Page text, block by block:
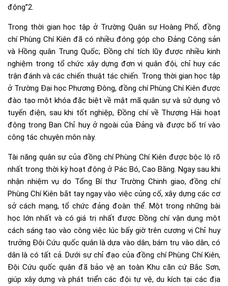
động”2.
Trong thời gian học tập ở Trường Quân sự Hoàng Phố, đồng
chí Phùng Chí Kiên đã có nhiều đóng góp cho Đảng Cộng sản
và Hồng quân Trung Quốc; Đồng chí tích lũy được nhiều kinh
nghiệm trong tổ chức xây dựng đơn vị quân đội, chỉ huy các
trận đánh và các chiến thuật tác chiến. Trong thời gian học tập
ở Trường Đại học Phương Đông, đồng chí Phùng Chí Kiên được
đào tạo một khóa đặc biệt về mật mã quân sự và sử dụng vô
tuyến điện, sau khi tốt nghiệp, Đồng chí về Thượng Hải hoạt
động trong Ban Chỉ huy ở ngoài của Đảng và được bố trí vào
công tác chuyên môn này.
Tài năng quân sự của đồng chí Phùng Chí Kiên được bộc lộ rõ
nhất trong thời kỳ hoạt động ở Pác Bó, Cao Bằng. Ngay sau khi
nhận nhiệm vụ do Tổng Bí thư Trường Chinh giao, đồng chí
Phùng Chí Kiên bắt tay ngay vào việc củng cố, xây dựng các cơ
sở cách mạng, tổ chức đảng đoàn thể. Một trong những bài
học lớn nhất và có giá trị nhất được Đồng chí vận dụng một
cách sáng tạo vào công việc lúc bấy giờ trên cương vị Chỉ huy
trưởng Đội Cứu quốc quân là dựa vào dân, bám trụ vào dân, có
dân là có tất cả. Dưới sự chỉ đạo của đồng chí Phùng Chí Kiên,
Đội Cứu quốc quân đã bảo vệ an toàn Khu căn cứ Bắc Sơn,
giúp xây dựng và phát triển các đội tự vệ, du kích tại các địa